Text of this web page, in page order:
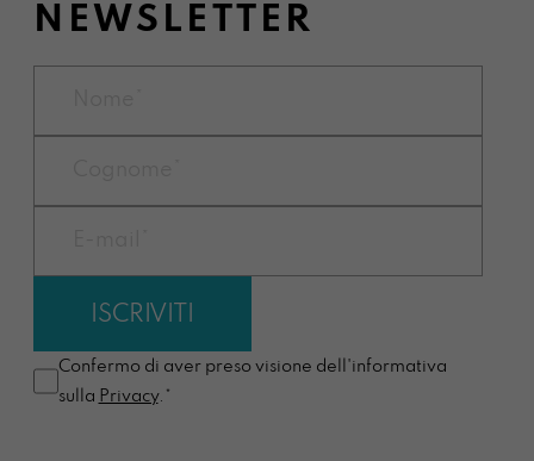
NEWSLETTER
Confermo di aver preso visione dell'informativa
sulla Privacy.*